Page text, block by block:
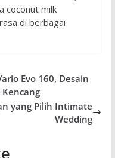
coconut milk
di berbagai
Evo 160, Desain
yang Pilih Intimate
Wedding